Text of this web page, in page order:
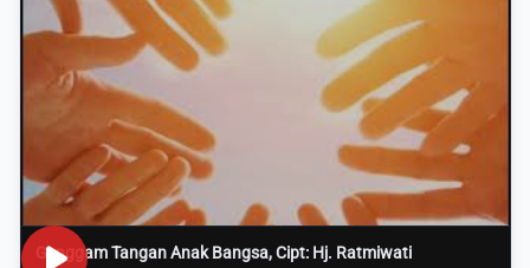
Genggam Tangan Anak Bangsa, Cipt: Hj. Ratmiwati